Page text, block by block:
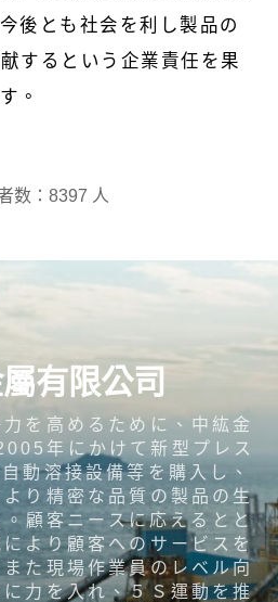
後とも社会を利し製品の
するという企業責任を果
。
数：8397 人
有限公司
を高めるために、中紘金
年にかけて新型プレス
動溶接設備等を購入し、
り精密な品質の製品の生
顧客ニースに応えるとと
より顧客へのサービスを
た現場作業員のレベル向
に力を入れ、５Ｓ運動を推